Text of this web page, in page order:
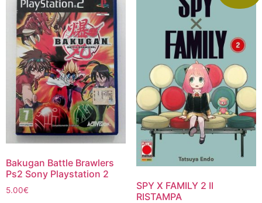
Bakugan Battle Brawlers
Ps2 Sony Playstation 2
5.00€
SPY X FAMILY 2 II
RISTAMPA